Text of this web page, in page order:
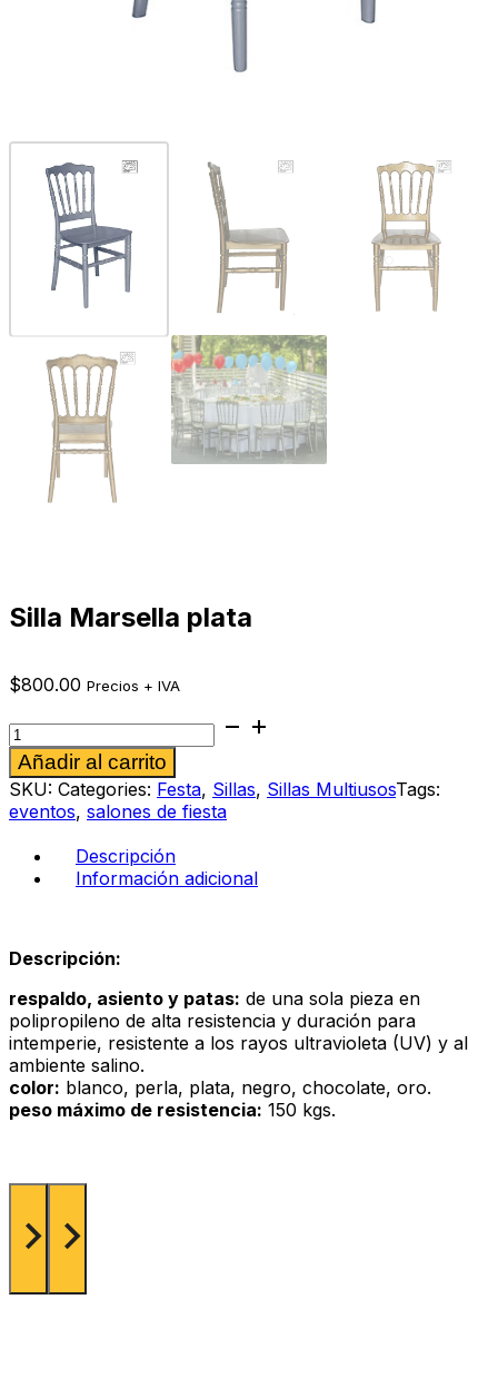
Silla Marsella plata
$800.00 Precios + IVA
Silla
Marsella
plata
cantidad
Añadir al carrito
SKU: Categories: Festa, Sillas, Sillas MultiusosTags:
eventos, salones de fiesta
Descripción
Información adicional
Descripción:
respaldo, asiento y patas: de una sola pieza en
polipropileno de alta resistencia y duración para
intemperie, resistente a los rayos ultravioleta (UV) y al
ambiente salino.
color: blanco, perla, plata, negro, chocolate, oro.
peso máximo de resistencia: 150 kgs.